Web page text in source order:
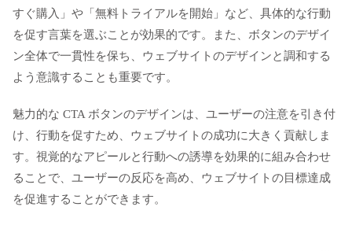
すぐ購入」や「無料トライアルを開始」など、具体的な行動
を促す言葉を選ぶことが効果的です。また、ボタンのデザイ
ン全体で一貫性を保ち、ウェブサイトのデザインと調和する
よう意識することも重要です。
魅力的な CTA ボタンのデザインは、ユーザーの注意を引き付
け、行動を促すため、ウェブサイトの成功に大きく貢献しま
す。視覚的なアピールと行動への誘導を効果的に組み合わせ
ることで、ユーザーの反応を高め、ウェブサイトの目標達成
を促進することができます。